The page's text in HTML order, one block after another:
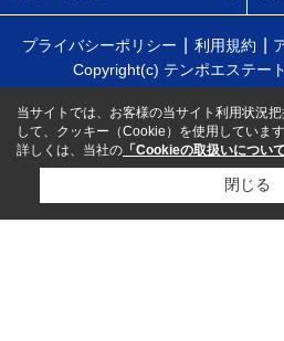
プライバシーポリシー 利用規約
Copyright(c) テンポエステー
当サイトでは、お客様の当サイト利用状況
して、クッキー（Cookie）を使用しています
詳しくは、当社の 「Cookieの取扱いについて
閉じる